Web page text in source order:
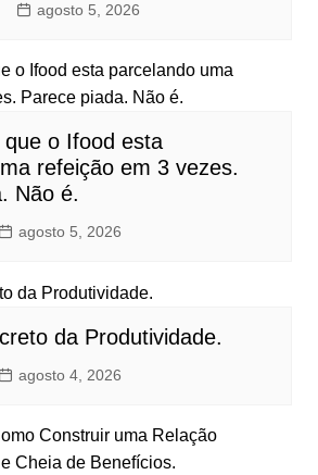
agosto 5, 2026
o Ifood esta
refeição em 3 vezes.
Não é.
agosto 5, 2026
da Produtividade.
agosto 4, 2026